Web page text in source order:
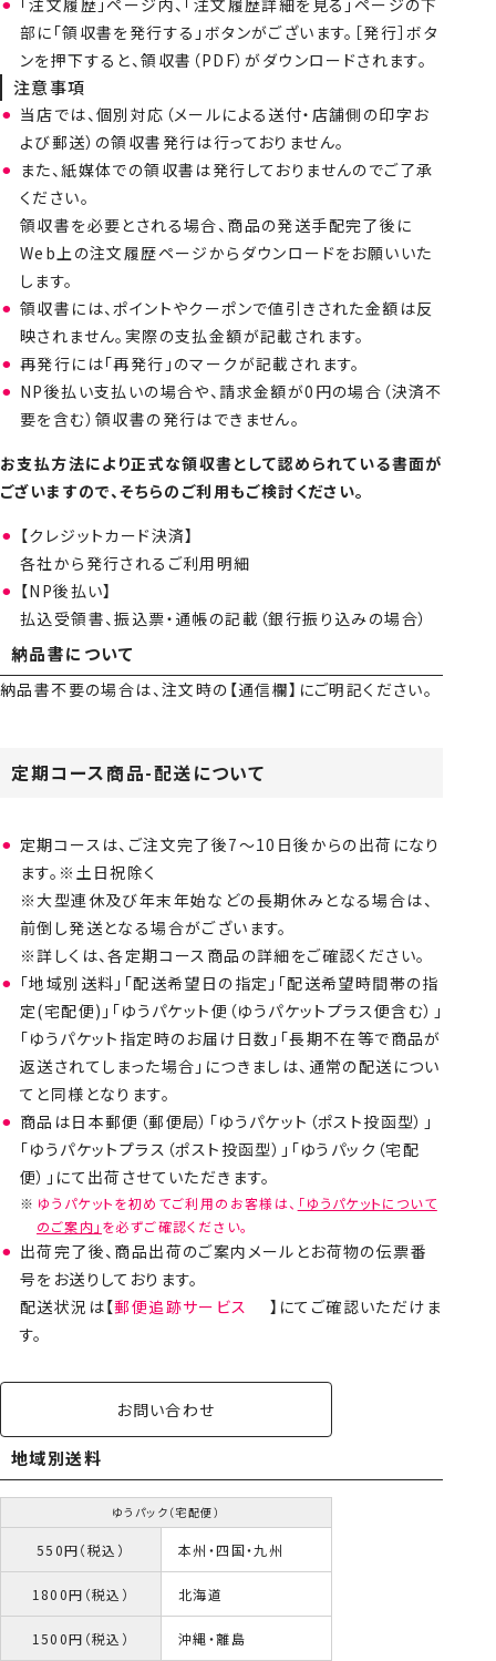
部に「領収書を発行する」ボタンがございます。［発行］ボタ
ンを押下すると、領収書（PDF）がダウンロードされます。
注意事項
当店では、個別対応（メールによる送付・店舗側の印字お
よび郵送）の領収書発行は行っておりません。
また、紙媒体での領収書は発行しておりませんのでご了承
ください。
領収書を必要とされる場合、商品の発送手配完了後に
Web上の注文履歴ページからダウンロードをお願いいた
します。
領収書には、ポイントやクーポンで値引きされた金額は反
映されません。実際の支払金額が記載されます。
再発行には「再発行」のマークが記載されます。
NP後払い支払いの場合や、請求金額が0円の場合（決済不
要を含む）領収書の発行はできません。
お支払方法により正式な領収書として認められている書面が
ございますので、そちらのご利用もご検討ください。
【クレジットカード決済】
各社から発行されるご利用明細
【NP後払い】
払込受領書、振込票・通帳の記載（銀行振り込みの場合）
納品書について
納品書不要の場合は、注文時の【通信欄】にご明記ください。
定期コース商品-配送について
定期コースは、ご注文完了後7～10日後からの出荷になり
ます。※土日祝除く
※大型連休及び年末年始などの長期休みとなる場合は、
前倒し発送となる場合がございます。
※詳しくは、各定期コース商品の詳細をご確認ください。
「地域別送料」「配送希望日の指定」「配送希望時間帯の指
定(宅配便)」「ゆうパケット便（ゆうパケットプラス便含む）」
「ゆうパケット指定時のお届け日数」「長期不在等で商品が
返送されてしまった場合」につきましは、通常の配送につい
てと同様となります。
商品は日本郵便（郵便局）「ゆうパケット（ポスト投函型）」
「ゆうパケットプラス（ポスト投函型）」「ゆうパック（宅配
便）」にて出荷させていただきます。
ゆうパケットを初めてご利用のお客様は、 「ゆうパケットについて
のご案内」 を必ずご確認ください。
出荷完了後、商品出荷のご案内メールとお荷物の伝票番
号をお送りしております。
配送状況は【郵便追跡サービス
】にてご確認いただけま
す。
お問い合わせ
地域別送料
ゆうパック（宅配便）
550円（税込） 本州・四国・九州
1800円（税込） 北海道
1500円（税込） 沖縄・離島